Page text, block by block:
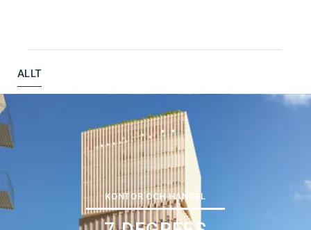
ALLT
KONTOR OCH HANDEL